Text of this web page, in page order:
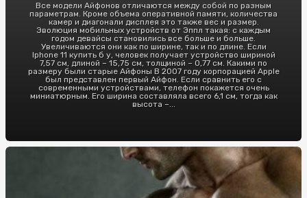
Все модели Айфонов отличаются между собой по разным
параметрам. Кроме объема оперативной памяти, количества
камер и диагонали дисплея это также вес и размер.
Эволюция мобильных устройств от Эппл такая: с каждым
годом девайсы становились все больше и больше.
Увеличиваются они как по ширине, так и по длине. Если
Iphone 11 купить б у, человек получает устройство шириной
7,57 см, длиной – 15,75 см, толщиной – 0,77 см. Какими по
размеру были старые Айфоны В 2007 году корпорацией Apple
был представлен первый Айфон. Если сравнить его с
современными устройствами, телефон покажется очень
миниатюрным. Его ширина составляла всего 6,1 см, тогда как
высота –...